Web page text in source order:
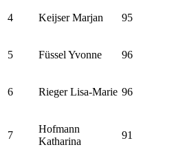
4 Keijser Marjan 95
5 Füssel Yvonne 96
6 Rieger Lisa-Marie 96
7
Hofmann
Katharina
91